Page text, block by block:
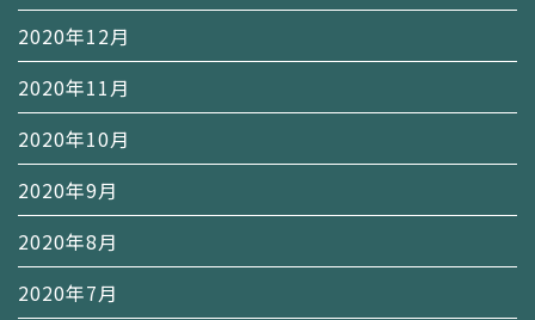
2020年12月
2020年11月
2020年10月
2020年9月
2020年8月
2020年7月